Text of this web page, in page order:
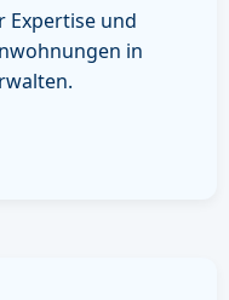
Expertise und
in